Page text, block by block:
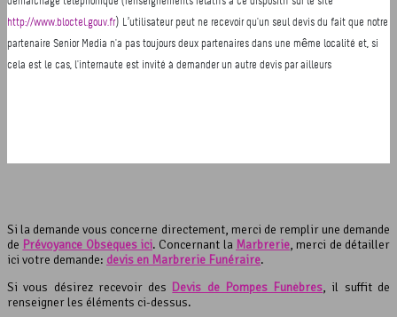
Si la demande vous concerne directement, merci de remplir une demande
de Prévoyance Obsèques ici. Concernant la Marbrerie, merci de détailler
ici votre demande: devis en Marbrerie Funéraire.
Si vous désirez recevoir des Devis de Pompes Funèbres, il suffit de
renseigner les éléments ci-dessus.